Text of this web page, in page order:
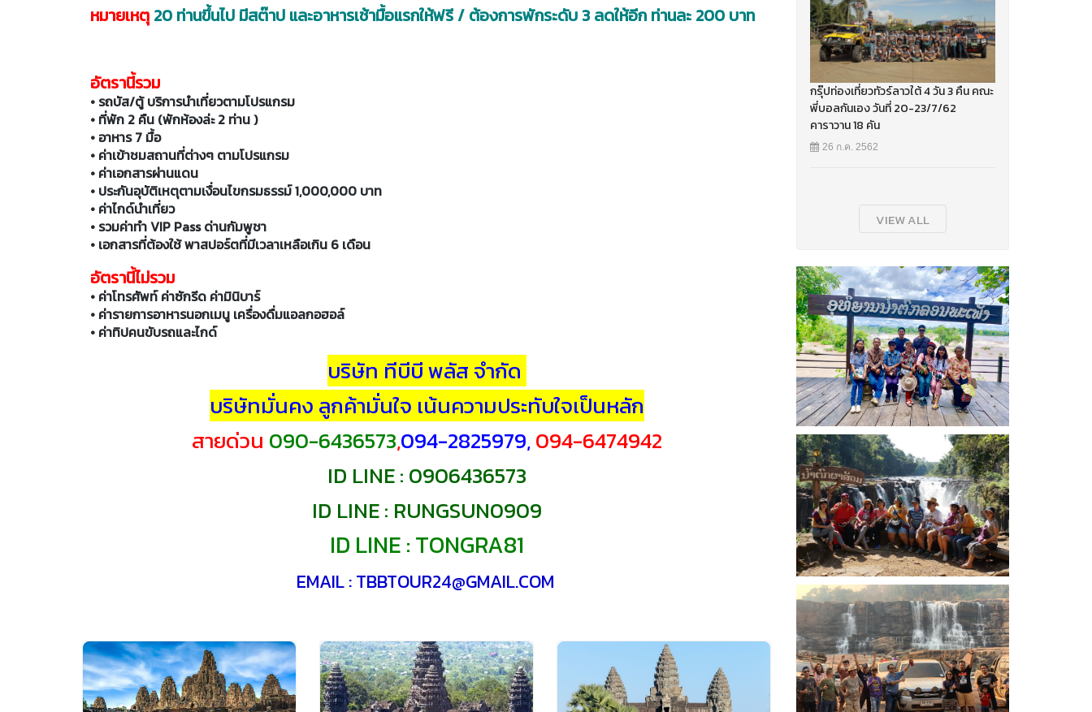
หมายเหตุ 20 ท่านขึ้นไป มีสต๊าป และอาหารเช้ามื้อแรกให้ฟรี / ต้องการพักระดับ 3 ลดให้อีก ท่านละ 200 บาท
อัตรานี้รวม
• รถบัส/ตู้ บริการนำเที่ยวตามโปรแกรม
• ที่พัก 2 คืน (พักห้องล่ะ 2 ท่าน )
• อาหาร 7 มื้อ
• ค่าเข้าชมสถานที่ต่างๆ ตามโปรแกรม
• ค่าเอกสารผ่านแดน
• ประกันอุบัติเหตุตามเงื่อนไขกรมธรรม์ 1,000,000 บาท
• ค่าไกด์นำเที่ยว
• รวมค่าทำ VIP Pass ด่านกัมพูชา
• เอกสารที่ต้องใช้ พาสปอร์ตที่มีเวลาเหลือเกิน 6 เดือน
อัตรานี้ไม่รวม
• ค่าโทรศัพท์ ค่าซักรีด ค่ามินิบาร์
• ค่ารายการอาหารนอกเมนู เครื่องดื่มแอลกอฮอล์
• ค่าทิปคนขับรถและไกด์
บริษัท ทีบีบี พลัส จำกัด
บริษัทมั่นคง ลูกค้ามั่นใจ เน้นความประทับใจเป็นหลัก
สายด่วน 090-6436573,094-2825979,094-6474942
ID LINE : 0906436573
ID LINE : RUNGSUN0909
ID LINE : TONGRA81
EMAIL : TBBTOUR24@GMAIL.COM
VIEW IMAGES VIEW IMAGES
กรุ๊ปท่องเที่ยวทัวร์ลาวใต้ 4 วัน 3 คืน คณะ
พี่บอลกันเอง วันที่ 20-23/7/62
คาราวาน 18 คัน
26 ก.ค. 2562
VIEW ALL